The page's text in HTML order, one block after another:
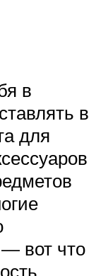
в
в
для
вот что